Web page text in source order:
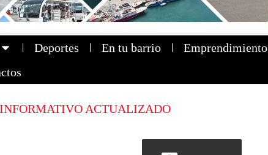
Deportes En tu barrio
Emprendimiento
ACTUALIZADO